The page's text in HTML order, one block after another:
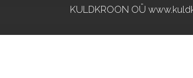
KULDKROON OÜ